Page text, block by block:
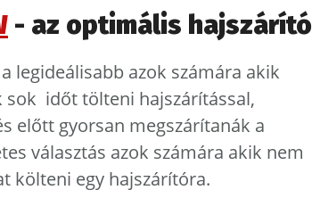
- az optimális hajszárító
legideálisabb azok számára akik
sok időt tölteni hajszárítással,
előtt gyorsan megszárítanák a
választás azok számára akik nem
költeni egy hajszárítóra.